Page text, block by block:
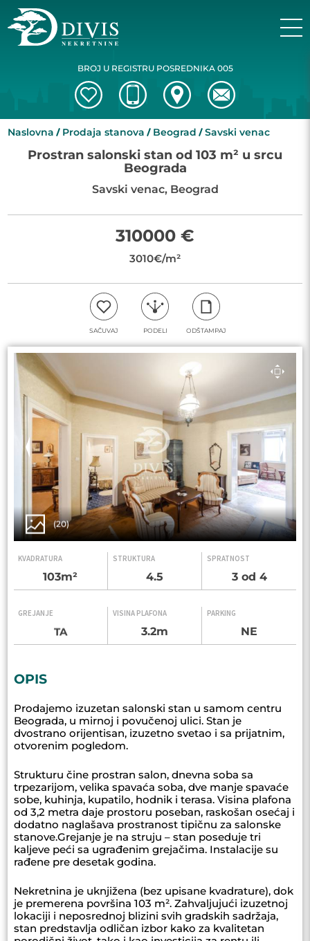
BROJ U REGISTRU POSREDNIKA 005
Naslovna Prodaja stanova Beograd Savski venac
Prostran salonski stan od 103 m² u srcu
Beograda
Savski venac, Beograd
310000 €
3010€/m²
SAČUVAJ PODELI ODŠTAMPAJ
(20)
KVADRATURA
103m²
STRUKTURA
4.5
SPRATNOST
3 od 4
GREJANJE
TA
VISINA PLAFONA
3.2m
PARKING
NE
OPIS
Prodajemo izuzetan salonski stan u samom centru
Beograda, u mirnoj i povučenoj ulici. Stan je
dvostrano orijentisan, izuzetno svetao i sa prijatnim,
otvorenim pogledom.
Strukturu čine prostran salon, dnevna soba sa
trpezarijom, velika spavaća soba, dve manje spavaće
sobe, kuhinja, kupatilo, hodnik i terasa. Visina plafona
od 3,2 metra daje prostoru poseban, raskošan osećaj i
dodatno naglašava prostranost tipičnu za salonske
stanove.Grejanje je na struju – stan poseduje tri
kaljeve peći sa ugrađenim grejačima. Instalacije su
rađene pre desetak godina.
Nekretnina je uknjižena (bez upisane kvadrature), dok
je premerena površina 103 m². Zahvaljujući izuzetnoj
lokaciji i neposrednoj blizini svih gradskih sadržaja,
stan predstavlja odličan izbor kako za kvalitetan